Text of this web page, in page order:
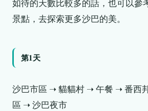
如待的天數比較多的話，也可以參
景點，去探索更多沙巴的美。
第1天
沙巴市區 ➝ 貓貓村 ➝ 午餐 ➝ 番西
區 ➝ 沙巴夜市